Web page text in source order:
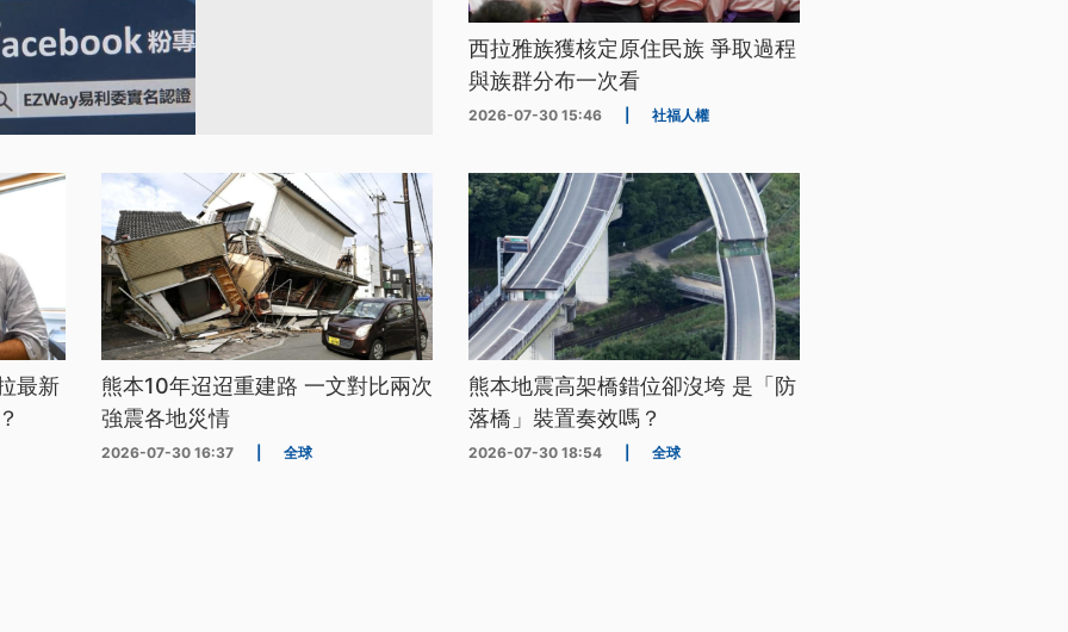
西拉雅族獲核定原住民族 爭取過程
與族群分布一次看
2026-07-30 15:46 社福人權
最新
熊本10年迢迢重建路 一文對比兩次
強震各地災情
2026-07-30 16:37 全球
熊本地震高架橋錯位卻沒垮 是「防
落橋」裝置奏效嗎？
2026-07-30 18:54 全球